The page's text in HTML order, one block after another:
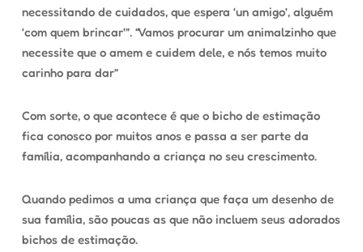
necessitando de cuidados, que espera ‘un amigo’, alguém
‘com quem brincar'”. “Vamos procurar um animalzinho que
necessite que o amem e cuidem dele, e nós temos muito
carinho para dar”
Com sorte, o que acontece é que o bicho de estimação
fica conosco por muitos anos e passa a ser parte da
família, acompanhando a criança no seu crescimento.
Quando pedimos a uma criança que faça um desenho de
sua família, são poucas as que não incluem seus adorados
bichos de estimação.